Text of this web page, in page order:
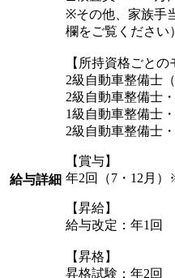
給与詳細
※その他、家族手
欄をご覧ください）
【所持資格ごと
2級自動車整備士
2級自動車整備士
1級自動車整備士
2級自動車整備士
【賞与】
年2回（7・12月
【昇給】
給与改定：年1回
【昇格】
昇格試験：年2回